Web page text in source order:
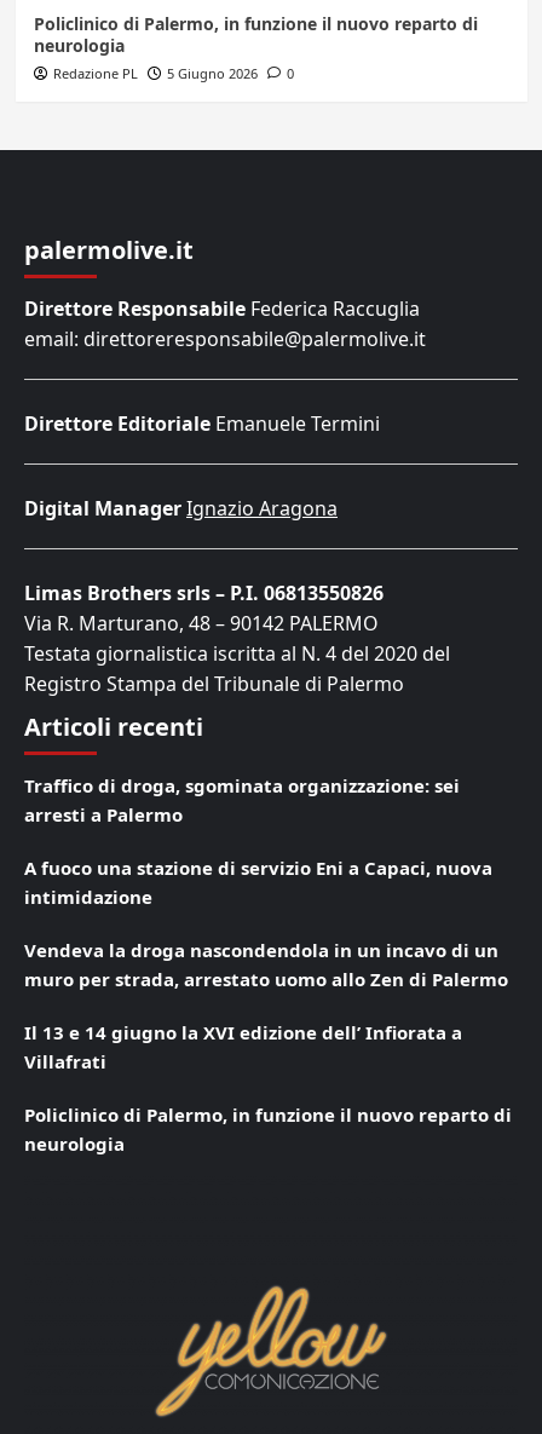
Policlinico di Palermo, in funzione il nuovo reparto di
neurologia
Redazione PL 5 Giugno 2026 0
palermolive.it
Direttore Responsabile Federica Raccuglia
email: direttoreresponsabile@palermolive.it
Direttore Editoriale Emanuele Termini
Digital ManagerIgnazio Aragona
Limas Brothers srls – P.I. 06813550826
Via R. Marturano, 48 – 90142 PALERMO
Testata giornalistica iscritta al N. 4 del 2020 del
Registro Stampa del Tribunale di Palermo
Articoli recenti
Traffico di droga, sgominata organizzazione: sei
arresti a Palermo
A fuoco una stazione di servizio Eni a Capaci, nuova
intimidazione
Vendeva la droga nascondendola in un incavo di un
muro per strada, arrestato uomo allo Zen di Palermo
Il 13 e 14 giugno la XVI edizione dell’ Infiorata a
Villafrati
Policlinico di Palermo, in funzione il nuovo reparto di
neurologia